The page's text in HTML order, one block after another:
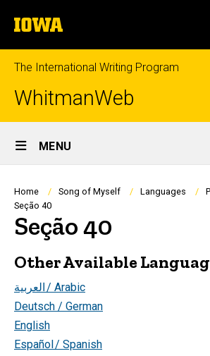
to
content
The
University
of
Iowa
The International Writing Program
WhitmanWeb
Site
Main
Navigation
MENU
Breadcrumb
Home Song of Myself Languages
Seção 40
Seção 40
Other Available
العربية / Arabic
Deutsch / German
English
Español / Spanish